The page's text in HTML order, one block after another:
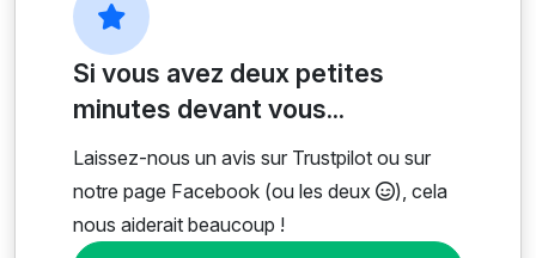
Si vous avez deux petites
minutes devant vous...
Laissez-nous un avis sur Trustpilot ou sur
notre page Facebook (ou les deux
), cela
nous aiderait beaucoup !